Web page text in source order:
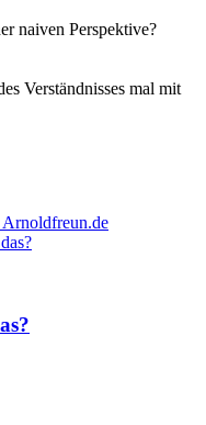
naiven Perspektive?
Verständnisses mal mit